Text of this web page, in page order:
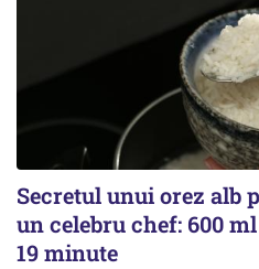
Secretul unui orez alb
un celebru chef: 600
19 minute